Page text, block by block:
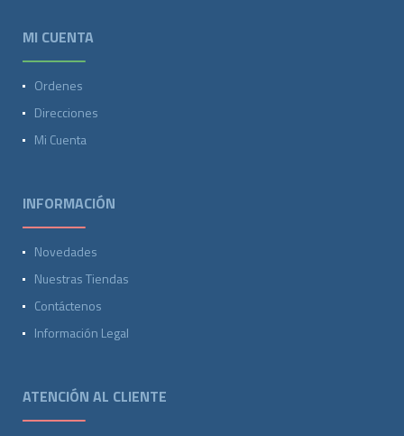
MI CUENTA
Ordenes
Direcciones
Mi Cuenta
INFORMACIÓN
Novedades
Nuestras Tiendas
Contáctenos
Información Legal
ATENCIÓN AL CLIENTE